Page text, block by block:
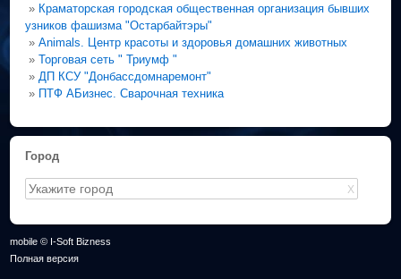
» Краматорская городская общественная организация бывших
узников фашизма "Остарбайтэры"
»Animals. Центр красоты и здоровья домашних животных
»Торговая сеть " Триумф "
» ДП КСУ "Донбассдомнаремонт"
» ПТФ АБизнес. Сварочная техника
Город
X
mobile © I-Soft Bizness
Полная версия